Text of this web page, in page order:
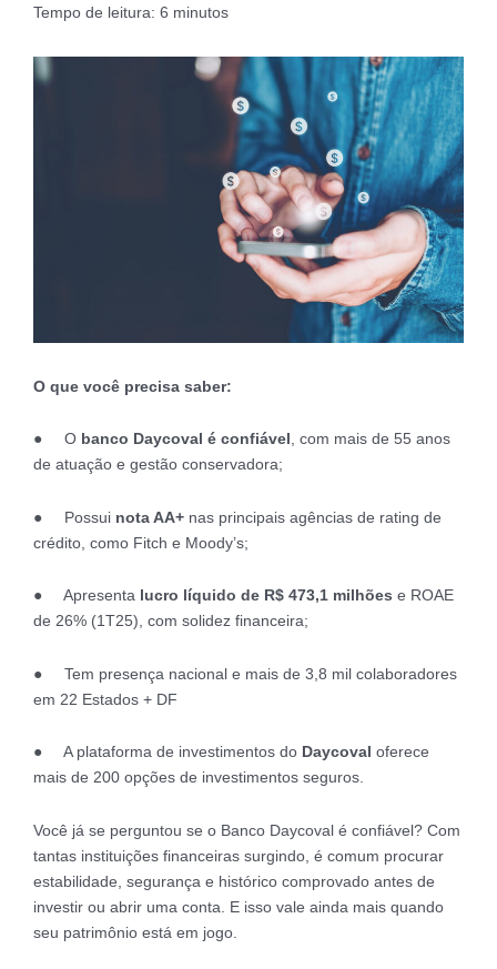
Tempo de leitura: 6 minutos
O que você precisa saber:
● O banco Daycoval é confiável , com mais de 55 anos
de atuação e gestão conservadora;
● Possui nota AA+ nas principais agências de rating de
crédito, como Fitch e Moody’s;
● Apresenta lucro líquido de R$ 473,1 milhões e ROAE
de 26% (1T25), com solidez financeira;
● Tem presença nacional e mais de 3,8 mil colaboradores
em 22 Estados + DF
● A plataforma de investimentos do Daycoval oferece
mais de 200 opções de investimentos seguros.
Você já se perguntou se o Banco Daycoval é confiável? Com
tantas instituições financeiras surgindo, é comum procurar
estabilidade, segurança e histórico comprovado antes de
investir ou abrir uma conta. E isso vale ainda mais quando
seu patrimônio está em jogo.